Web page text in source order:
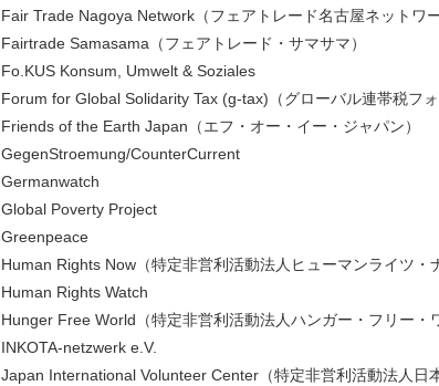
Fair Trade Nagoya Network（フェアトレード名古屋ネットワ
Fairtrade Samasama（フェアトレード・サマサマ）
Fo.KUS Konsum, Umwelt & Soziales
Forum for Global Solidarity Tax (g-tax)（グローバル連帯税フォ
Friends of the Earth Japan（エフ・オー・イー・ジャパン）
GegenStroemung/CounterCurrent
Germanwatch
Global Poverty Project
Greenpeace
Human Rights Now（特定非営利活動法人ヒューマンライツ・
Human Rights Watch
Hunger Free World（特定非営利活動法人ハンガー・フリー・
INKOTA-netzwerk e.V.
Japan International Volunteer Center（特定非営利活動法人日